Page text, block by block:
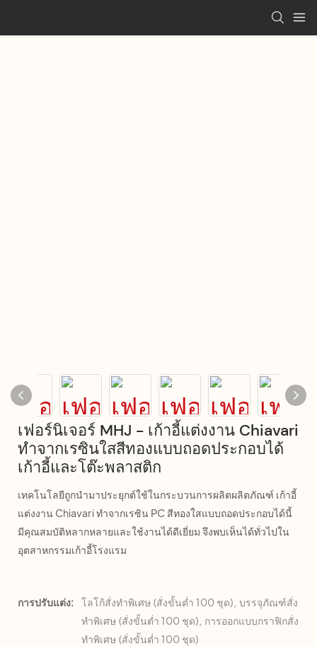
เฟอร์นิเจอร์ MHJ - เก้าอี้แต่งงาน Chiavari
ทำจากเรซินใสสีทองแบบถอดประกอบได้
เก้าอี้และโต๊ะพลาสติก
เทคโนโลยีถูกนำมาประยุกต์ใช้ในกระบวนการผลิตผลิตภัณฑ์ เก้าอี้
แต่งงาน Chiavari ทำจากเรซิน PC สีทองใสแบบถอดประกอบได้นี้
มีคุณสมบัติหลากหลายและใช้งานได้ดีเยี่ยม จึงพบเห็นได้ทั่วไปใน
อุตสาหกรรมเก้าอี้โรงแรม
การปรับแต่ง:
โลโก้สั่งทำพิเศษ (สั่งขั้นต่ำ 100 ชุด), บรรจุภัณฑ์สั่ง
ทำพิเศษ (สั่งขั้นต่ำ 100 ชุด), การออกแบบกราฟิกสั่ง
ทำพิเศษ (สั่งขั้นต่ำ 100 ชุด)